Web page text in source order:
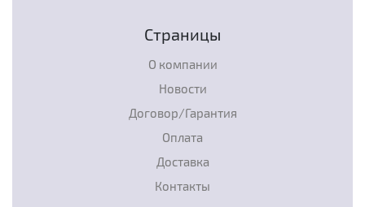
Страницы
О компании
Новости
Договор/Гарантия
Оплата
Доставка
Контакты